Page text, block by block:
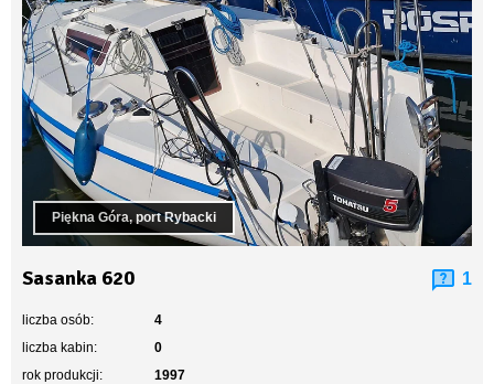
Piękna Góra, port Rybacki
Sasanka 620 1
liczba osób:
4
liczba kabin:
0
rok produkcji:
1997